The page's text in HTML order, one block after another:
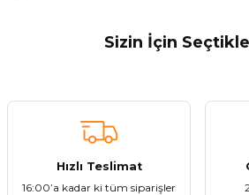
konularda yetersiz gördüğünüz noktaları
tarafımıza iletebilirsiniz.
Ürün resmi kalitesiz, bozuk veya
Ürün açıklamasında eksik bilgiler bulunuyor.
Ürün bilgilerinde hatalar bulunuyor.
Ürün fiyatı diğer sitelerden daha pahalı.
Sizin İçin
Everton RT-1218 Radyosu
460,89 ₺
Hızlı Teslimat
16:00’a kadar ki tüm siparişler